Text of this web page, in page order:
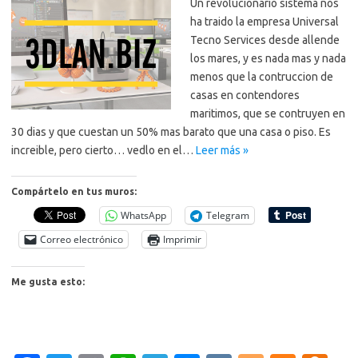
Un revolucionario sistema nos
ha traido la empresa Universal
Tecno Services desde allende
los mares, y es nada mas y nada
menos que la contruccion de
casas en contendores
maritimos, que se contruyen en
30 dias y que cuestan un 50% mas barato que una casa o piso. Es
increible, pero cierto… vedlo en el… Leer más »
Compártelo en tus muros:
WhatsApp
Telegram
Correo electrónico
Imprimir
Me gusta esto: